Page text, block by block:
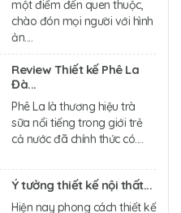
một điểm đến quen thuộc,
chào đón mọi người với hình
ản....
Review Thiết kế Phê La
Đà...
Phê La là thương hiệu trà
sữa nổi tiếng trong giới trẻ
cả nước đã chính thức có....
Ý tưởng thiết kế nội thất...
Hiện nay phong cách thiết kế